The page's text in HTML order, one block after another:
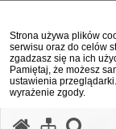
Strona używa plików
serwisu oraz do celów
zgadzasz się na ich
Pamiętaj, że możesz
ustawienia
wyrażenie zgody.